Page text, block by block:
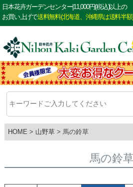
日本花卉ガーデンセンター|11,000円(税込)以上の
お買い上げで送料無料(北海道、沖縄県は送料半額
HOME 山野草 馬の鈴草
馬の鈴草